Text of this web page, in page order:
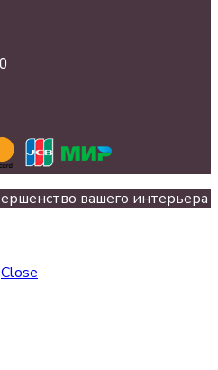
вашего интерьера
Close